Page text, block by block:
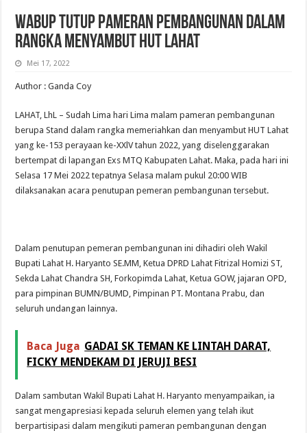
Wabup Tutup Pameran Pembangunan dalam
Rangka Menyambut HUT Lahat
Mei 17, 2022
Author : Ganda Coy
LAHAT, LhL – Sudah Lima hari Lima malam pameran pembangunan
berupa Stand dalam rangka memeriahkan dan menyambut HUT Lahat
yang ke-153 perayaan ke-XXlV tahun 2022, yang diselenggarakan
bertempat di lapangan Exs MTQ Kabupaten Lahat. Maka, pada hari ini
Selasa 17 Mei 2022 tepatnya Selasa malam pukul 20:00 WIB
dilaksanakan acara penutupan pemeran pembangunan tersebut.
Dalam penutupan pemeran pembangunan ini dihadiri oleh Wakil
Bupati Lahat H. Haryanto SE.MM, Ketua DPRD Lahat Fitrizal Homizi ST,
Sekda Lahat Chandra SH, Forkopimda Lahat, Ketua GOW, jajaran OPD,
para pimpinan BUMN/BUMD, Pimpinan PT. Montana Prabu, dan
seluruh undangan lainnya.
Baca Juga GADAI SK TEMAN KE LINTAH DARAT,
FICKY MENDEKAM DI JERUJI BESI
Dalam sambutan Wakil Bupati Lahat H. Haryanto menyampaikan, ia
sangat mengapresiasi kepada seluruh elemen yang telah ikut
berpartisipasi dalam mengikuti pameran pembangunan dengan